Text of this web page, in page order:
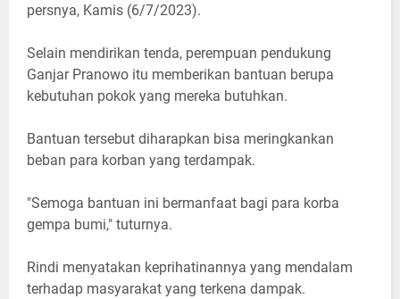
persnya, Kamis (6/7/2023).
Selain mendirikan tenda, perempuan pendukung
Ganjar Pranowo itu memberikan bantuan berupa
kebutuhan pokok yang mereka butuhkan.
Bantuan tersebut diharapkan bisa meringkankan
beban para korban yang terdampak.
"Semoga bantuan ini bermanfaat bagi para korba
gempa bumi," tuturnya.
Rindi menyatakan keprihatinannya yang mendalam
terhadap masyarakat yang terkena dampak.